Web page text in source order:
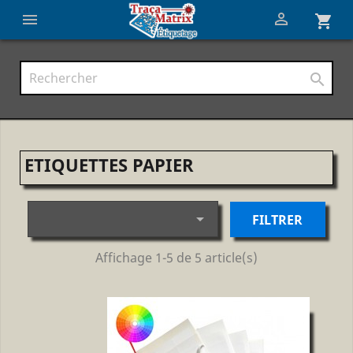
 shopping_cart


ETIQUETTES PAPIER
 FILTRER
Affichage 1-5 de 5 article(s)